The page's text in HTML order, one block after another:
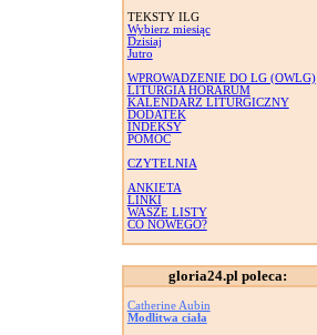
TEKSTY ILG
Wybierz miesiąc
Dzisiaj
Jutro
WPROWADZENIE DO LG (OWLG)
LITURGIA HORARUM
KALENDARZ LITURGICZNY
DODATEK
INDEKSY
POMOC
CZYTELNIA
ANKIETA
LINKI
WASZE LISTY
CO NOWEGO?
gloria24.pl poleca:
Catherine Aubin
Modlitwa ciała